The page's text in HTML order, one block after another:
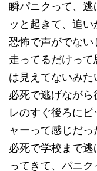
瞬パニクって、
ッと起きて、追い
恐怖で声がでな
走ってるだけっ
は見えてないみた
必死で逃げなが
レのすぐ後ろに
ャーって感じだっ
必死で学校まで
ってきて、パニ